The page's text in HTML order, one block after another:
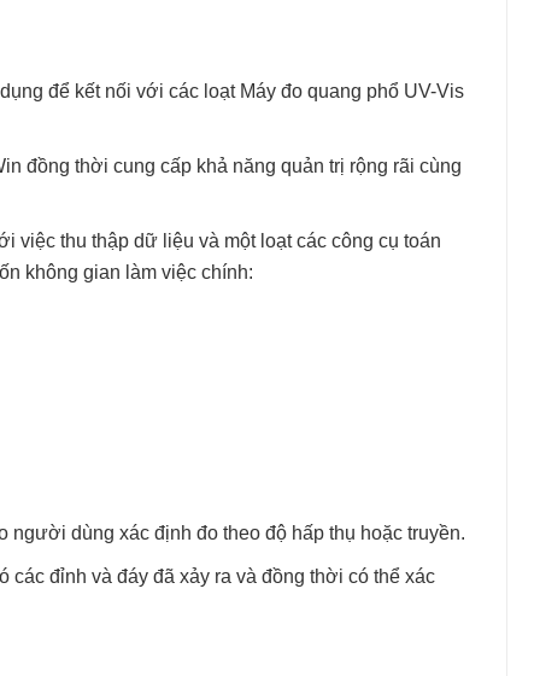
để kết nối với các loạt Máy đo quang phổ UV-Vis
đồng thời cung cấp khả năng quản trị rộng rãi cùng
việc thu thập dữ liệu và một loạt các công cụ toán
không gian làm việc chính:
dùng xác định đo theo độ hấp thụ hoặc truyền.
đỉnh và đáy đã xảy ra và đồng thời có thể xác